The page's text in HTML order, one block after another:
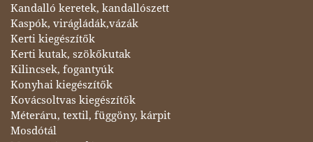
Kandalló keretek, kandallószett
Kaspók, virágládák,vázák
Kerti kiegészítők
Kerti kutak, szökőkutak
Kilincsek, fogantyúk
Konyhai kiegészítők
Kovácsoltvas kiegészítők
Méteráru, textil, függöny, kárpit
Mosdótál